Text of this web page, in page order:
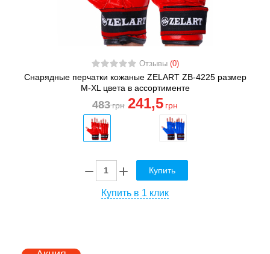
Отзывы (0)
Снарядные перчатки кожаные ZELART ZB-4225 размер
M-XL цвета в ассортименте
483грн 241,5 грн
Купить
Купить в 1 клик